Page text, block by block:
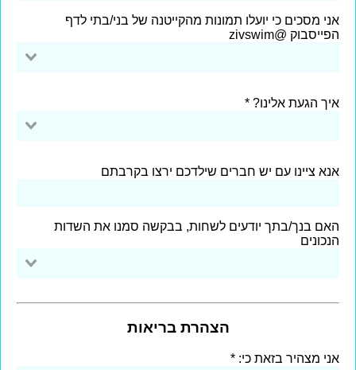
אני מסכים כי יועלו תמונות מהקייטנה של בני/בתי לדף
הפייסבוק @zivswim
איך הגעת אלינו?
אנא ציינו עם יש חברים שילדכם ירצו בקרבתם
האם בנך/בתך יודעים לשחות, בבקשה סמנו את השדות
הנכונים
הצהרת בריאות
אני מצהיר בזאת כי: